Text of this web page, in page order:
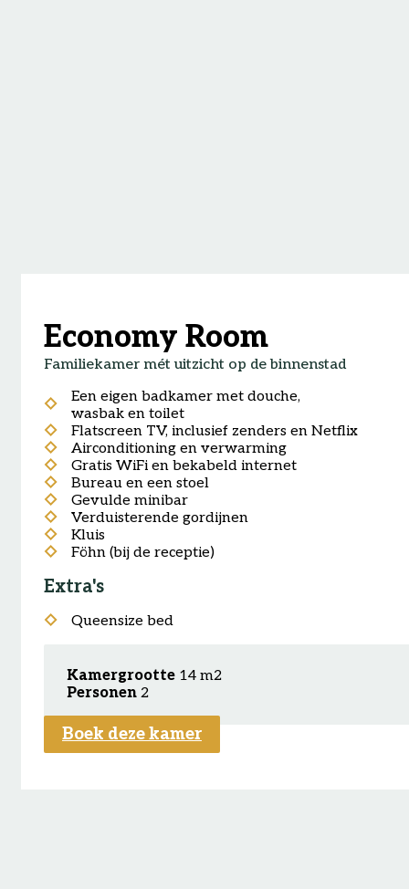
Economy Room
Familiekamer mét uitzicht op de binnenstad
Een eigen badkamer met douche,
wasbak en toilet
Flatscreen TV, inclusief zenders en Netflix
Airconditioning en verwarming
Gratis WiFi en bekabeld internet
Bureau en een stoel
Gevulde minibar
Verduisterende gordijnen
Kluis
Föhn (bij de receptie)
Extra's
Queensize bed
Kamergrootte 14 m2
Personen 2
Boek deze kamer